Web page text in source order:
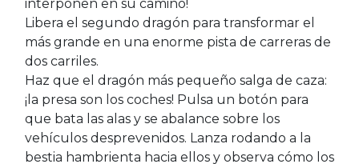
interponen en su camino!
Libera el segundo dragón para transformar el
más grande en una enorme pista de carreras de
dos carriles.
Haz que el dragón más pequeño salga de caza:
¡la presa son los coches! Pulsa un botón para
que bata las alas y se abalance sobre los
vehículos desprevenidos. Lanza rodando a la
bestia hambrienta hacia ellos y observa cómo los